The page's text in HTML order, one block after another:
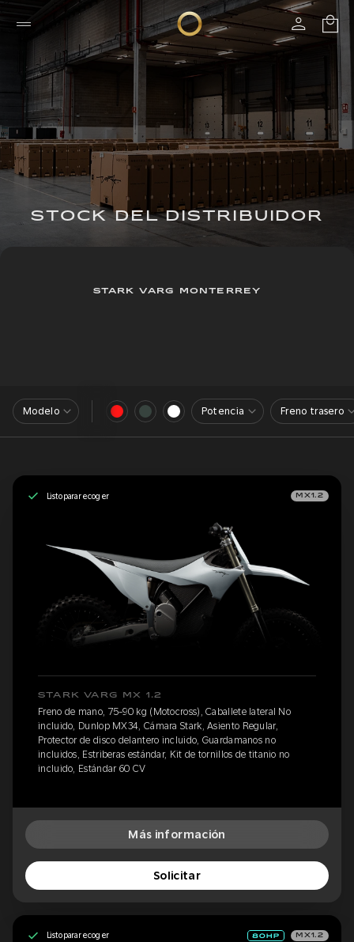
STOCK DEL DISTRIBUIDOR
STARK VARG MONTERREY
Modelo Potencia Freno trasero
Listo para recoger MX1.2
STARK VARG MX 1.2
Freno de mano, 75-90 kg (Motocross), Caballete lateral No
incluido, Dunlop MX34, Cámara Stark, Asiento Regular,
Protector de disco delantero incluido, Guardamanos no
incluidos, Estriberas estándar, Kit de tornillos de titanio no
incluido, Estándar 60 CV
Más información
Solicitar
Listo para recoger MX1.2